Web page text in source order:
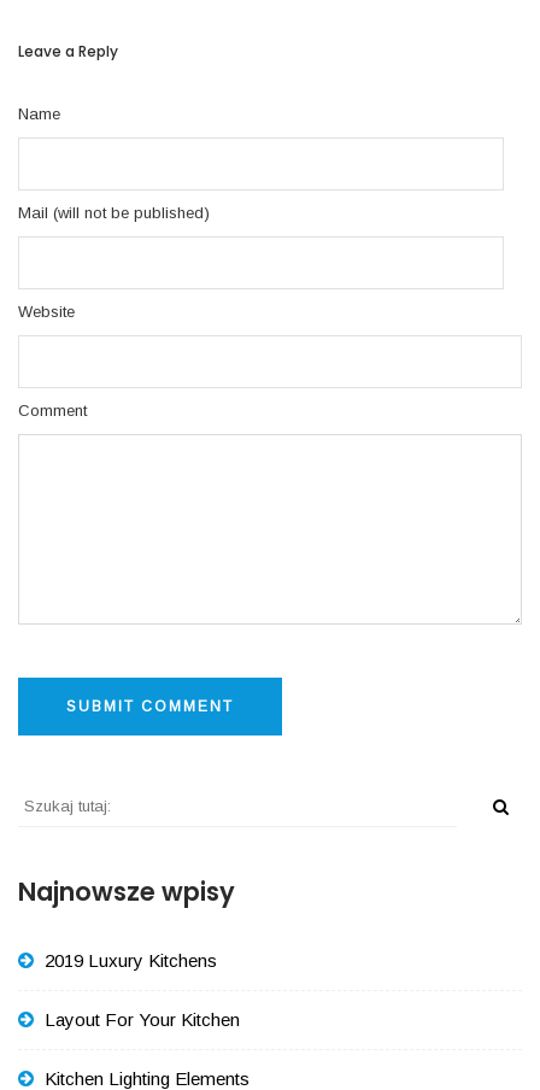
Leave a Reply
Name
Mail (will not be published)
Website
Comment
Najnowsze wpisy
2019 Luxury Kitchens
Layout For Your Kitchen
Kitchen Lighting Elements